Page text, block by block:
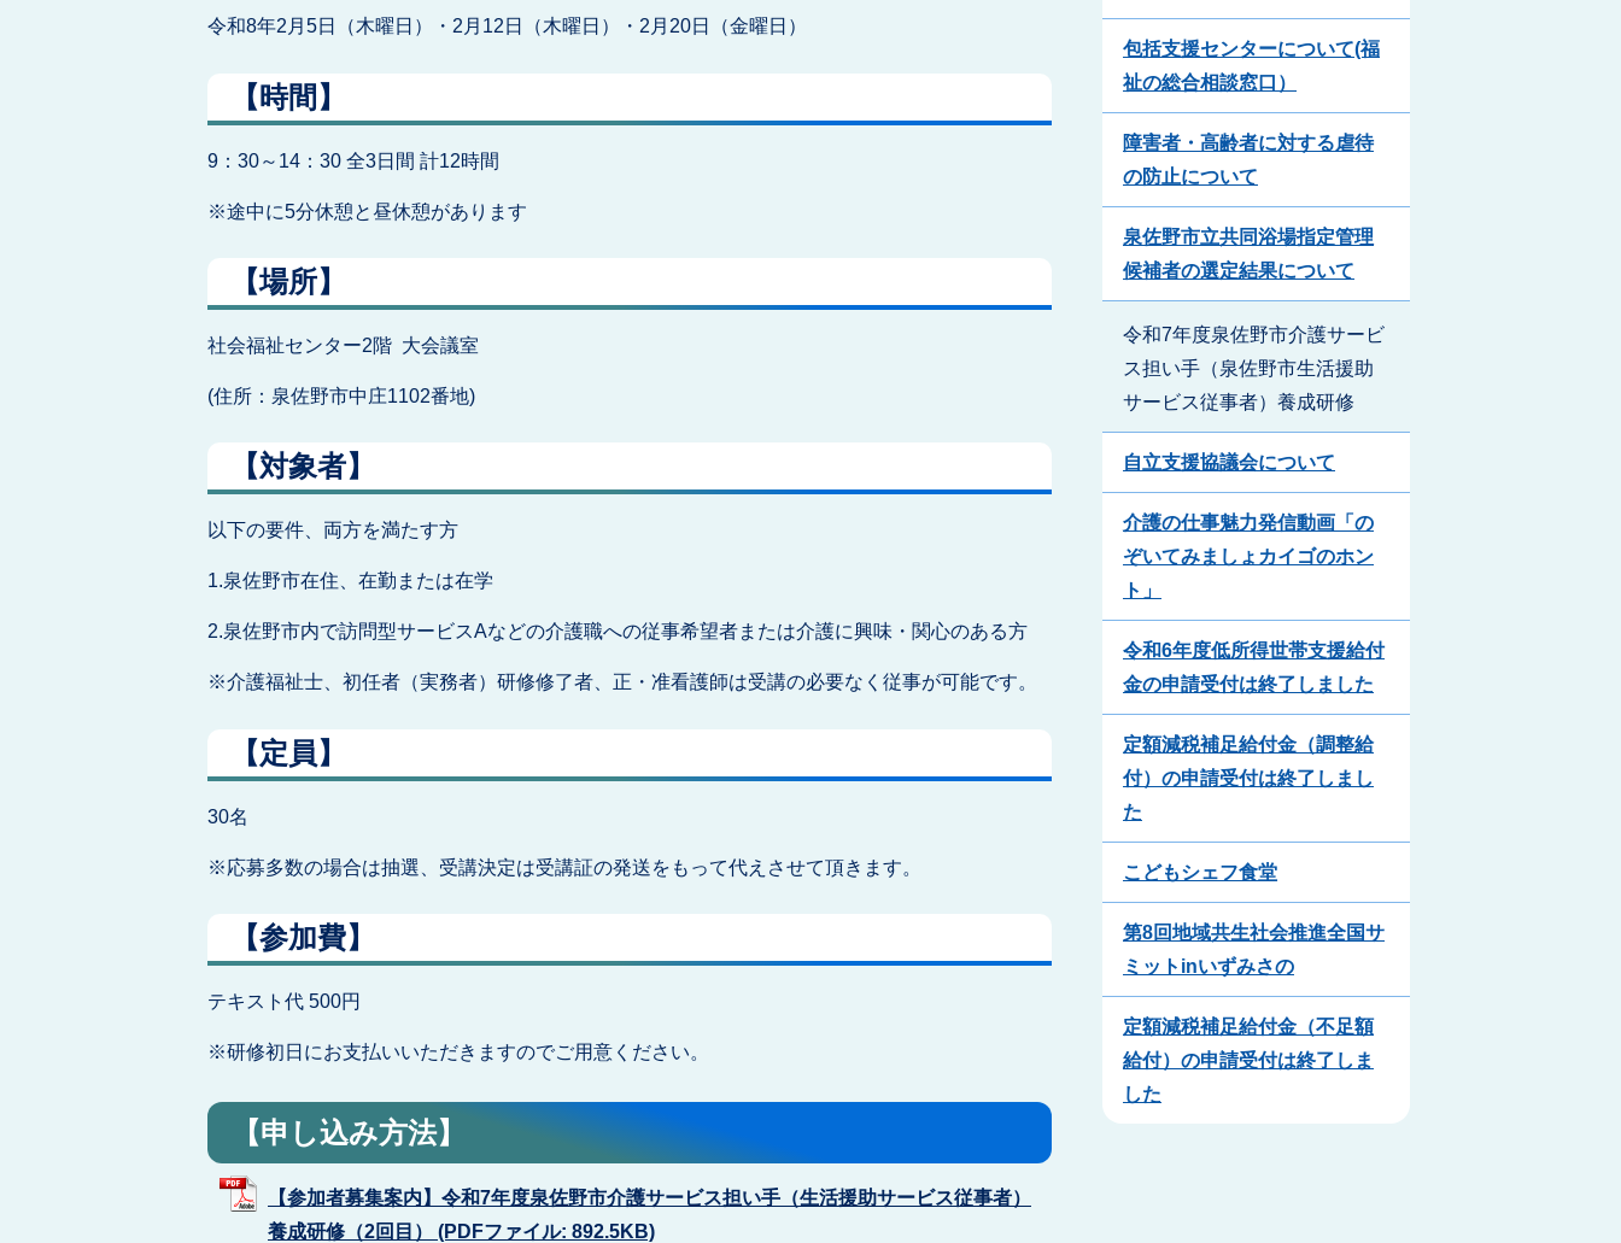
令和8年2月5日（木曜日）・2月12日（木曜日）・2月20日（金曜日）
【時間】
9：30～14：30 全3日間 計12時間
※途中に5分休憩と昼休憩があります
【場所】
社会福祉センター2階 大会議室
(住所：泉佐野市中庄1102番地)
【対象者】
以下の要件、両方を満たす方
1.泉佐野市在住、在勤または在学
2.泉佐野市内で訪問型サービスAなどの介護職への従事希望者または介護に興味・関心のある方
※介護福祉士、初任者（実務者）研修修了者、正・准看護師は受講の必要なく従事が可能です。
【定員】
30名
※応募多数の場合は抽選、受講決定は受講証の発送をもって代えさせて頂きます。
【参加費】
テキスト代 500円
※研修初日にお支払いいただきますのでご用意ください。
【申し込み方法】
【参加者募集案内】令和7年度泉佐野市介護サービス担い手（生活援助サービス従事者）
養成研修（2回目） (PDFファイル: 892.5KB)
包括支援センターについて(福
祉の総合相談窓口）
障害者・高齢者に対する虐待
の防止について
泉佐野市立共同浴場指定管理
候補者の選定結果について
令和7年度泉佐野市介護サービ
ス担い手（泉佐野市生活援助
サービス従事者）養成研修
自立支援協議会について
介護の仕事魅力発信動画「の
ぞいてみましょカイゴのホン
ト」
令和6年度低所得世帯支援給付
金の申請受付は終了しました
定額減税補足給付金（調整給
付）の申請受付は終了しまし
た
こどもシェフ食堂
第8回地域共生社会推進全国サ
ミットinいずみさの
定額減税補足給付金（不足額
給付）の申請受付は終了しま
した